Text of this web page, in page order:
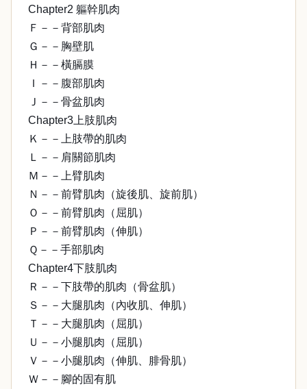
Chapter2 軀幹肌肉
Ｆ－－背部肌肉
Ｇ－－胸壁肌
Ｈ－－橫膈膜
Ｉ－－腹部肌肉
Ｊ－－骨盆肌肉
Chapter3上肢肌肉
Ｋ－－上肢帶的肌肉
Ｌ－－肩關節肌肉
Ｍ－－上臂肌肉
Ｎ－－前臂肌肉（旋後肌、旋前肌）
Ｏ－－前臂肌肉（屈肌）
Ｐ－－前臂肌肉（伸肌）
Ｑ－－手部肌肉
Chapter4下肢肌肉
Ｒ－－下肢帶的肌肉（骨盆肌）
Ｓ－－大腿肌肉（內收肌、伸肌）
Ｔ－－大腿肌肉（屈肌）
Ｕ－－小腿肌肉（屈肌）
Ｖ－－小腿肌肉（伸肌、腓骨肌）
Ｗ－－腳的固有肌